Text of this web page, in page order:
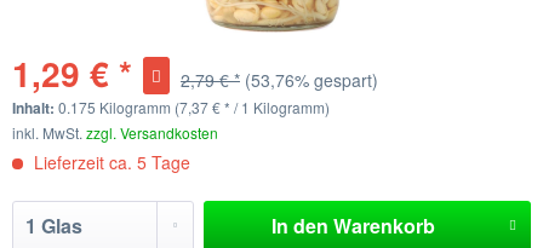
1,29 € * 2,79 € * (53,76% gespart)
Inhalt: 0.175 Kilogramm (7,37 € * / 1 Kilogramm)
inkl. MwSt. zzgl. Versandkosten
Lieferzeit ca. 5 Tage
In den Warenkorb